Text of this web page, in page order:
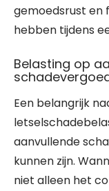
gemoedsrust en
hebben tijdens
Belasting op
Een belangrijk
aanvullende
kunnen zijn.
niet alleen het